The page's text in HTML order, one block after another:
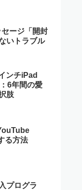
ージ「開封
いトラブル
ンチiPad
6年間の愛
肢
る方法
プログラ